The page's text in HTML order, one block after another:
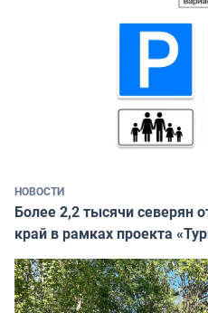
НОВОСТИ
Более 2,2 тысячи северян
край в рамках проекта